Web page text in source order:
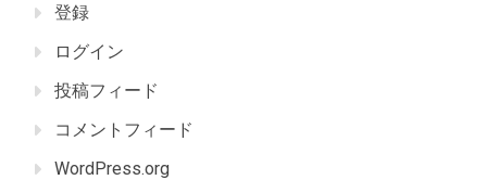
登録
ログイン
投稿フィード
コメントフィード
WordPress.org